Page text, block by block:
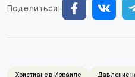
Поделиться:
Христиане в Израиле Давление